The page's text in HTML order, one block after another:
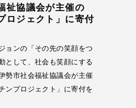
祉協議会が主催の
ロジェクト」に寄付
ョンの「その先の笑顔をつ
として、社会も笑顔にする
勢市社会福祉協議会が主催
ンプロジェクト」に寄付を